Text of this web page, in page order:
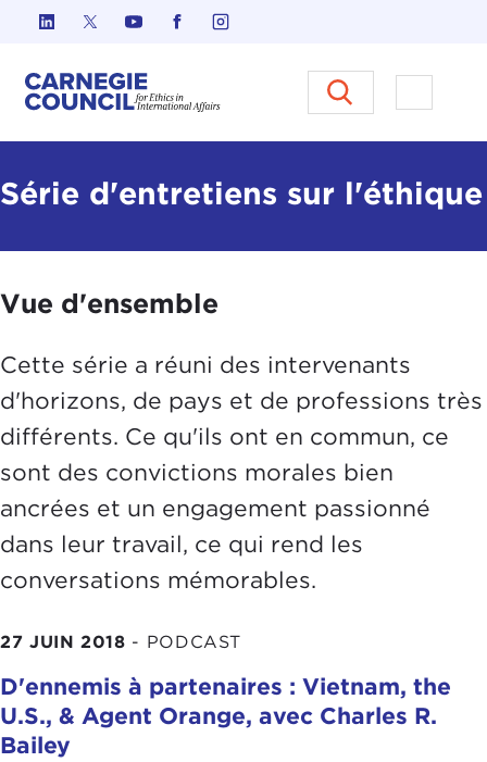
Skip to content
Carnegie Council sur
Ouvrir
Série d'entretiens sur l'éthique
Vue d'ensemble
Cette série a réuni des intervenants
d'horizons, de pays et de professions très
différents. Ce qu'ils ont en commun, ce
sont des convictions morales bien
ancrées et un engagement passionné
dans leur travail, ce qui rend les
conversations mémorables.
27 JUIN 2018 - PODCAST
D'ennemis à partenaires : Vietnam, the
U.S., & Agent Orange, avec Charles R.
Bailey